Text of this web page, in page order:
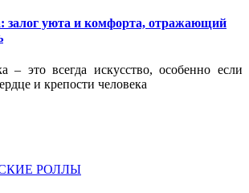
залог уюта и комфорта, отражающий
– это всегда искусство, особенно если
и крепости человека
РОЛЛЫ